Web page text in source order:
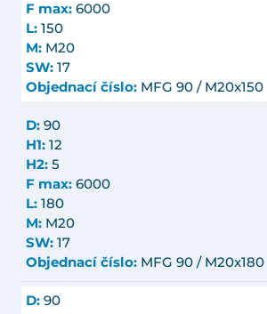
F max: 6000
L: 150
M: M20
SW: 17
Objednací číslo: MFG 90 / M20x150
D: 90
H1: 12
H2: 5
F max: 6000
L: 180
M: M20
SW: 17
Objednací číslo: MFG 90 / M20x180
D: 90